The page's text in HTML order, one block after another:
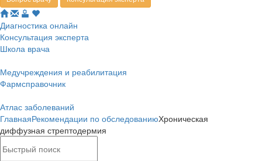
Диагностика онлайн
Консультация эксперта
Школа врача
Медучреждения и реабилитация
Фармсправочник
Атлас заболеваний
ГлавнаяРекомендации по обследованиюХроническая
диффузная стрептодермия